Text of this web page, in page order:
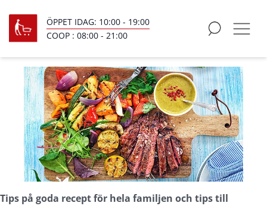
ÖPPET IDAG: 10:00 - 19:00
COOP : 08:00 - 21:00
Tips på goda recept för hela familjen och tips till